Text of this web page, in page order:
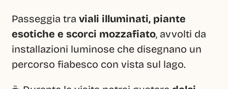
Passeggia tra viali illuminati, piante
esotiche e scorci mozzafiato, avvolti da
installazioni luminose che disegnano un
percorso fiabesco con vista sul lago.